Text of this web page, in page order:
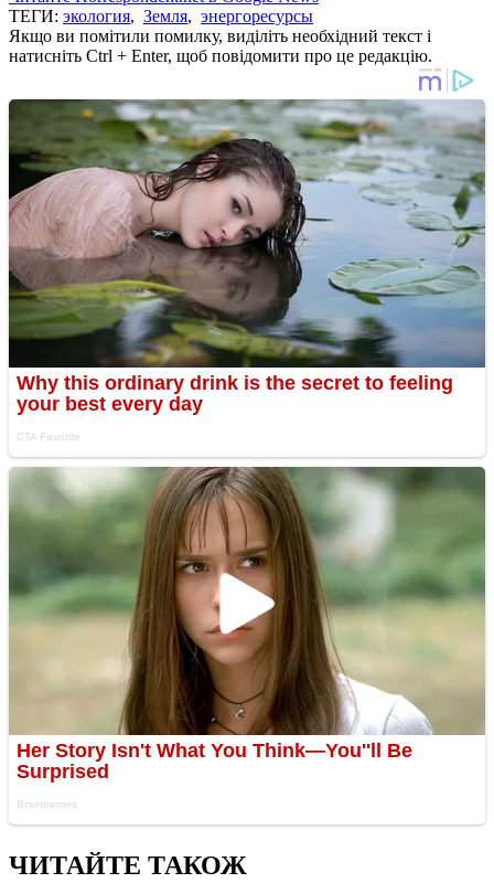
ТЕГИ: экология, Земля, энергоресурсы
Якщо ви помітили помилку, виділіть необхідний текст і
натисніть Ctrl + Enter, щоб повідомити про це редакцію.
ЧИТАЙТЕ ТАКОЖ